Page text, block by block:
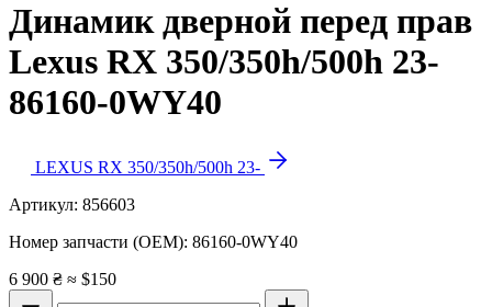
Динамик дверной перед прав
Lexus RX 350/350h/500h 23-
86160-0WY40
LEXUS RX 350/350h/500h 23-
Артикул: 856603
Номер запчасти (OEM): 86160-0WY40
6 900 ₴ ≈ $150